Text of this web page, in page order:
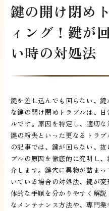
鍵の開け閉め
ィング！鍵が
い時の対処法
鍵を差し込んでも回らない、
な鍵の開け閉めトラブルは、
ルです。原因を特定し、適切
鍵の紛失といった更なるトラ
の記事では、鍵が回らない、
ブルの原因を徹底的に究明し
介します。鍵穴に異物が詰ま
いている場合の対処法、鍵が
体的な手順を分かりやすく解
なメンテナンス方法や、専門